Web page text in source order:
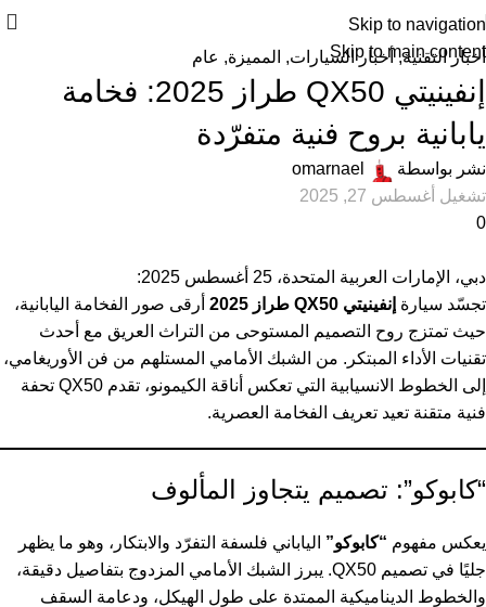
Skip to navigation
Skip to main content
أخبار التقنية,أخبار السيارات, المميزة, عام
إنفينيتي QX50 طراز 2025: فخامة
يابانية بروح فنية متفرّدة
نشر بواسطة
omarnael
تشغيل أغسطس 27, 2025
0
دبي، الإمارات العربية المتحدة، 25 أغسطس 2025:
تجسّد سيارة إنفينيتي QX50 طراز 2025
أرقى صور الفخامة اليابانية،
حيث تمتزج روح التصميم المستوحى من التراث العريق مع أحدث
تقنيات الأداء المبتكر. من الشبك الأمامي المستلهم من فن الأوريغامي،
إلى الخطوط الانسيابية التي تعكس أناقة الكيمونو، تقدم QX50 تحفة
فنية متقنة تعيد تعريف الفخامة العصرية.
“كابوكو”: تصميم يتجاوز المألوف
يعكس مفهوم “كابوكو” الياباني فلسفة التفرّد والابتكار، وهو ما يظهر
جليًا في تصميم QX50. يبرز الشبك الأمامي المزدوج بتفاصيل دقيقة،
والخطوط الديناميكية الممتدة على طول الهيكل، ودعامة السقف